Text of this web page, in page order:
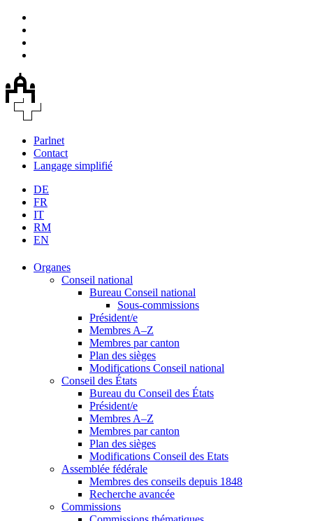
Parlnet
Contact
Langage simplifié
DE
FR
IT
RM
EN
Organes
Conseil national
Bureau Conseil national
Sous-commissions
Président/e
Membres A–Z
Membres par canton
Plan des sièges
Modifications Conseil national
Conseil des États
Bureau du Conseil des États
Président/e
Membres A–Z
Membres par canton
Plan des sièges
Modifications Conseil des Etats
Assemblée fédérale
Membres des conseils depuis 1848
Recherche avancée
Commissions